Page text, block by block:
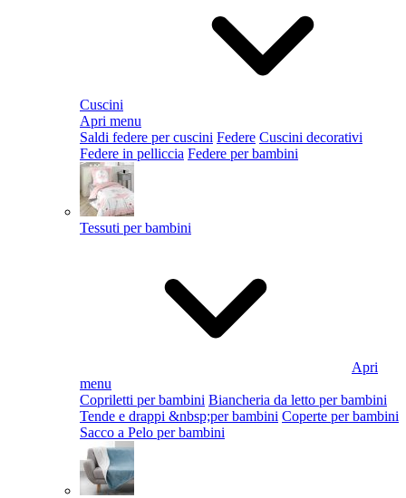
Cuscini
Apri menu
Saldi federe per cuscini Federe Cuscini decorativi
Federe in pelliccia Federe per bambini
Tessuti per bambini
Apri
menu
Copriletti per bambini Biancheria da letto per bambini
Tende e drappi &nbsp;per bambini Coperte per bambini
Sacco a Pelo per bambini